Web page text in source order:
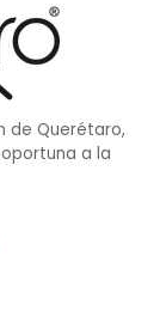
de Querétaro,
a la